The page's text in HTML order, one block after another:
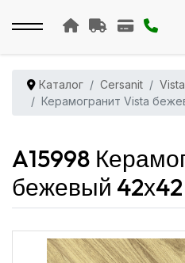
Каталог Cersanit
Vista
Керамогранит Vista
A15998
бежевый